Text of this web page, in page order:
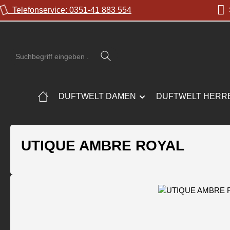
Hauptinhalt springen
Zur Suche springen
Zur Hauptnavigation springen
Telefonservice: 0351-41 883 554
DUFTWELT DAMEN DUFTWELT
UTIQUE AMBRE ROYAL